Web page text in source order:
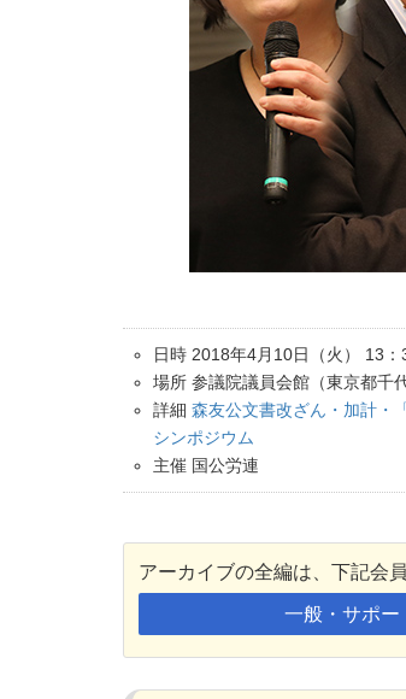
日時 2018年4月10日（火） 13：
場所 参議院議員会館（東京都千
詳細 森友公文書改ざん・加計・
シンポジウム
主催 国公労連
アーカイブの全編は、下記会
一般・サポー